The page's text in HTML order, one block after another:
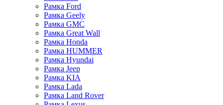
Рамка Ford
Рамка Geely
Рамка GMC
Рамка Great Wall
Рамка Honda
Рамка HUMMER
Рамка Hyundai
Рамка Jeep
Рамка KIA
Рамка Lada
Рамка Land Rover